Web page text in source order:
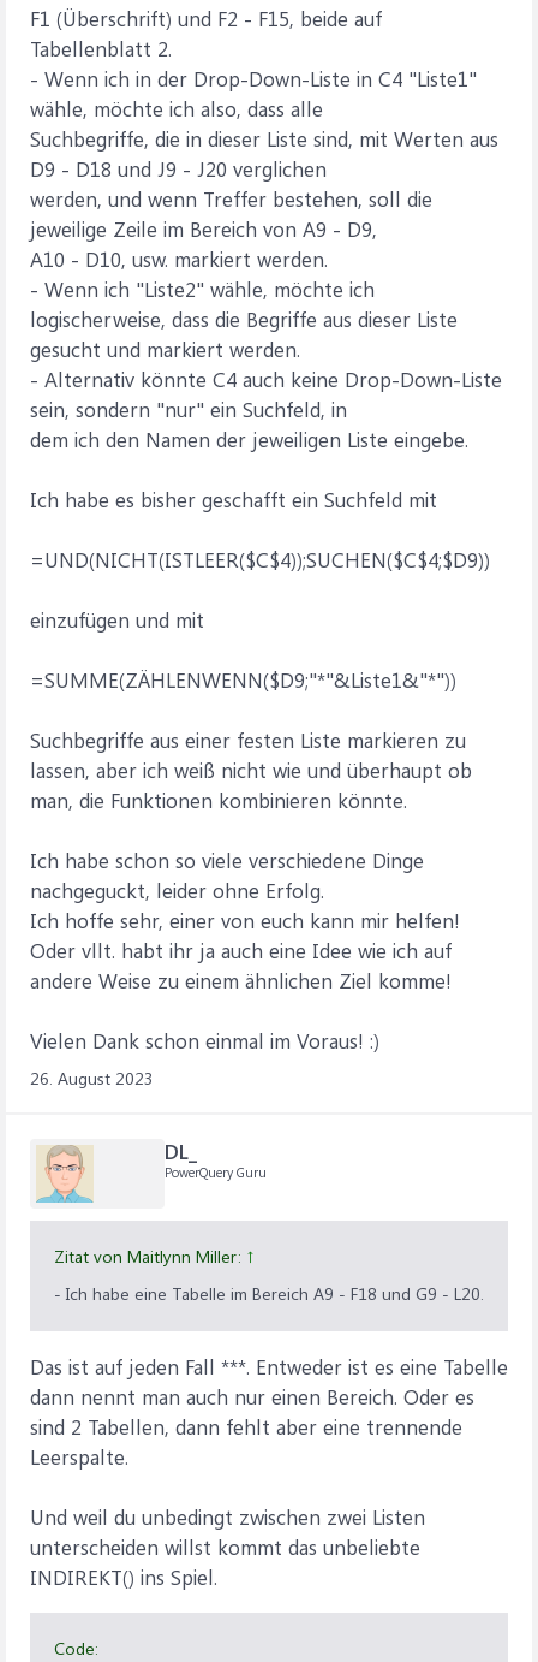
F1 (Überschrift) und F2 - F15, beide auf
Tabellenblatt 2.
- Wenn ich in der Drop-Down-Liste in C4 "Liste1"
wähle, möchte ich also, dass alle
Suchbegriffe, die in dieser Liste sind, mit Werten aus
D9 - D18 und J9 - J20 verglichen
werden, und wenn Treffer bestehen, soll die
jeweilige Zeile im Bereich von A9 - D9,
A10 - D10, usw. markiert werden.
- Wenn ich "Liste2" wähle, möchte ich
logischerweise, dass die Begriffe aus dieser Liste
gesucht und markiert werden.
- Alternativ könnte C4 auch keine Drop-Down-Liste
sein, sondern "nur" ein Suchfeld, in
dem ich den Namen der jeweiligen Liste eingebe.
Ich habe es bisher geschafft ein Suchfeld mit
=UND(NICHT(ISTLEER($C$4));SUCHEN($C$4;$D9))
einzufügen und mit
=SUMME(ZÄHLENWENN($D9;"*"&Liste1&"*"))
Suchbegriffe aus einer festen Liste markieren zu
lassen, aber ich weiß nicht wie und überhaupt ob
man, die Funktionen kombinieren könnte.
Ich habe schon so viele verschiedene Dinge
nachgeguckt, leider ohne Erfolg.
Ich hoffe sehr, einer von euch kann mir helfen!
Oder vllt. habt ihr ja auch eine Idee wie ich auf
andere Weise zu einem ähnlichen Ziel komme!
Vielen Dank schon einmal im Voraus! :)
26. August 2023
DL_
PowerQuery Guru
Zitat von Maitlynn Miller: ↑
- Ich habe eine Tabelle im Bereich A9 - F18 und G9 - L20.
Das ist auf jeden Fall ***. Entweder ist es eine Tabelle
dann nennt man auch nur einen Bereich. Oder es
sind 2 Tabellen, dann fehlt aber eine trennende
Leerspalte.
Und weil du unbedingt zwischen zwei Listen
unterscheiden willst kommt das unbeliebte
INDIREKT() ins Spiel.
Code: